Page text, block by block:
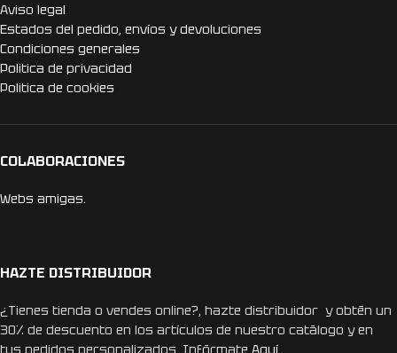
Aviso legal
Estados del pedido, envíos y devoluciones
Condiciones generales
Politica de privacidad
Politica de cookies
COLABORACIONES
Webs amigas.
HAZTE DISTRIBUIDOR
¿Tienes tienda o vendes online?, hazte distribuidor y obtén un
30% de descuento en los artículos de nuestro catálogo y en
tus pedidos personalizados. Infórmate Aquí.